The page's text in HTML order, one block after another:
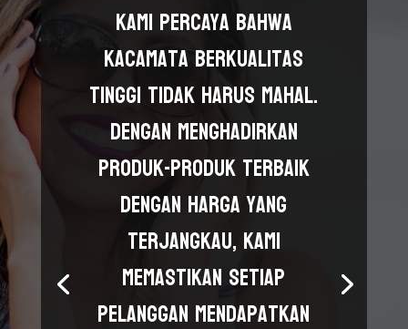
Kami percaya bahwa
kacamata berkualitas
tinggi tidak harus mahal.
Dengan menghadirkan
produk-produk terbaik
dengan harga yang
terjangkau, kami
memastikan setiap
pelanggan mendapatkan